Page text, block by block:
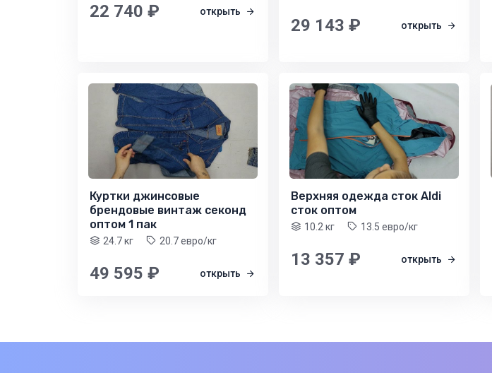
22 740 ₽ открыть
29 143 ₽ открыть
Куртки джинсовые
брендовые винтаж секонд
оптом 1 пак
24.7 кг 20.7 евро/кг
49 595 ₽ открыть
Верхняя одежда сток Aldi
сток оптом
10.2 кг 13.5 евро/кг
13 357 ₽ открыть